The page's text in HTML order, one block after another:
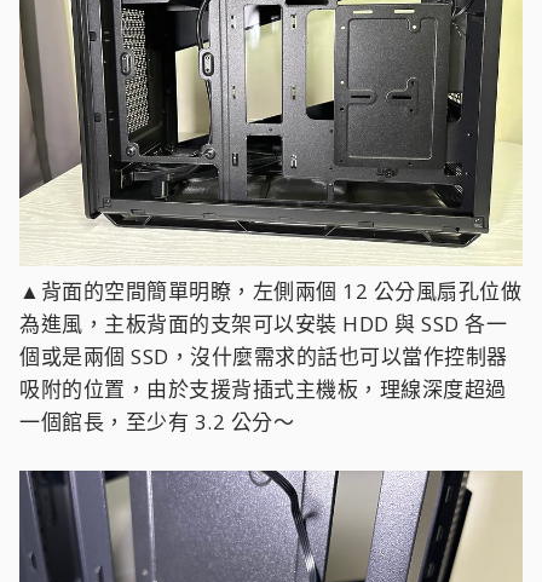
▲背面的空間簡單明瞭，左側兩個 12 公分風扇孔位做
為進風，主板背面的支架可以安裝 HDD 與 SSD 各一
個或是兩個 SSD，沒什麼需求的話也可以當作控制器
吸附的位置，由於支援背插式主機板，理線深度超過
一個館長，至少有 3.2 公分～